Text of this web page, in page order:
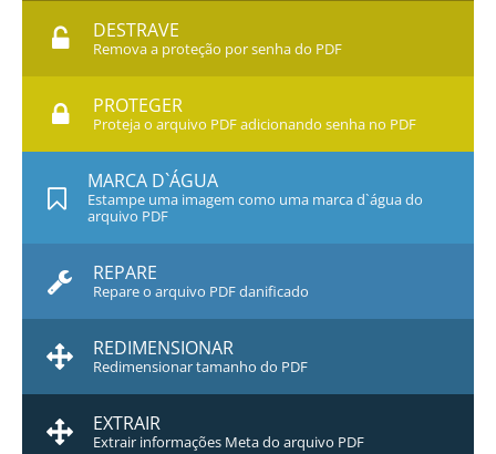
DESTRAVE
Remova a proteção por senha do PDF
PROTEGER
Proteja o arquivo PDF adicionando senha no PDF
MARCA D`ÁGUA
Estampe uma imagem como uma marca d`água do
arquivo PDF
REPARE
Repare o arquivo PDF danificado
REDIMENSIONAR
Redimensionar tamanho do PDF
EXTRAIR
Extrair informações Meta do arquivo PDF